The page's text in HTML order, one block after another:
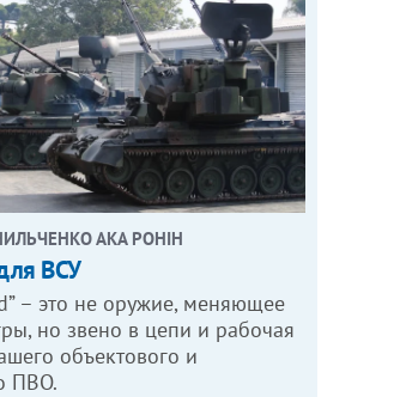
АКА РОНІН
ВСУ
– это не оружие, меняющее
но звено в цепи и рабочая
объектового и
ПВО.